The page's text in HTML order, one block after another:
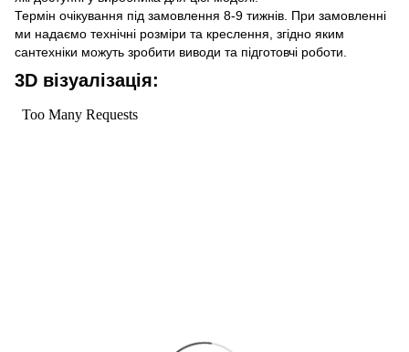
Термін очікування під замовлення 8-9 тижнів. При замовленні
ми надаємо технічні розміри та креслення, згідно яким
сантехніки можуть зробити виводи та підготовчі роботи.
3D візуалізація: